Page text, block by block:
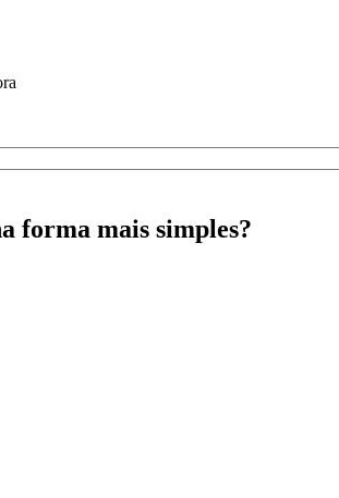
forma mais simples?